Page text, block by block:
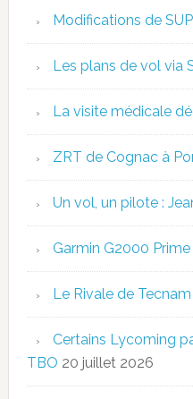
Modifications de
Les plans de vol via
La visite médicale
ZRT de Cognac à
Un vol, un pilote :
Garmin G2000 Prime
Le Rivale de Tecnam
Certains Lycoming
TBO 20 juillet 2026